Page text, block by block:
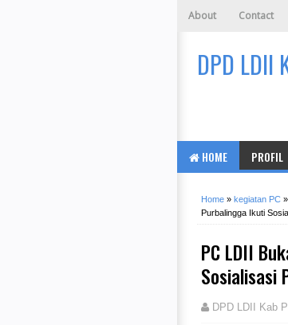
About Contact
DPD LDII
HOME PROFIL
Home » kegiatan PC »
Purbalingga Ikuti
PC LDII
Sosialisasi
DPD LDII Kab